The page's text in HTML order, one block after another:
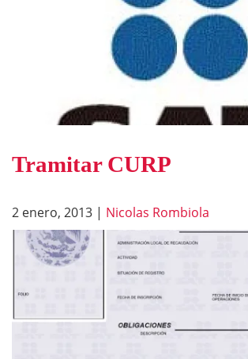
Tramitar CURP
2 enero, 2013 | Nicolas Rombiola